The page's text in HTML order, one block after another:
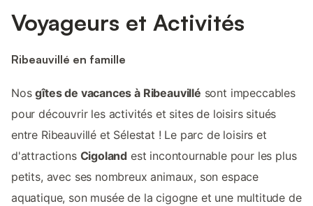
Voyageurs et Activités
Ribeauvillé en famille
Nosgîtes de vacances à Ribeauvillé sont impeccables
pour découvrir les activités et sites de loisirs situés
entre Ribeauvillé et Sélestat ! Le parc de loisirs et
d'attractions Cigoland est incontournable pour les plus
petits, avec ses nombreux animaux, son espace
aquatique, son musée de la cigogne et une multitude de